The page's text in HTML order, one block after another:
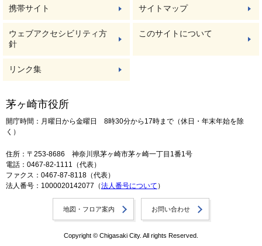
携帯サイト サイトマップ
ウェブアクセシビリティ方
針
このサイトについて
リンク集
茅ヶ崎市役所
開庁時間：月曜日から金曜日 8時30分から17時まで（休日・年末年始を除
く）
住所：〒253-8686 神奈川県茅ヶ崎市茅ヶ崎一丁目1番1号
電話：0467-82-1111（代表）
ファクス：0467-87-8118（代表）
法人番号：1000020142077（法人番号について ）
地図・フロア案内 お問い合わせ
Copyright © Chigasaki City. All rights Reserved.